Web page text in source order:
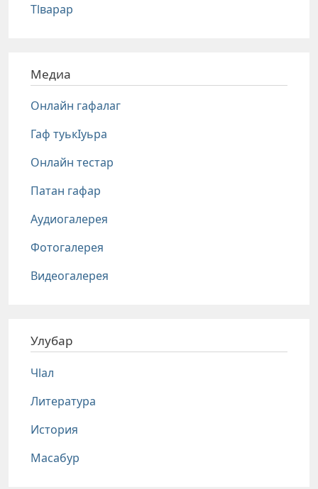
Тlварар
Медиа
Онлайн гафалаг
Гаф туькIуьра
Онлайн тестар
Патан гафар
Аудиогалерея
Фотогалерея
Видеогалерея
Улубар
Чlал
Литература
История
Масабур